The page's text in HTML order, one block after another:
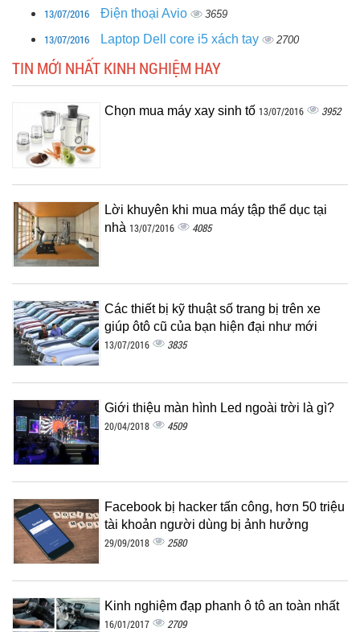
13/07/2016 Điện thoại Avio 3659
13/07/2016 Laptop Dell core i5 xách tay 2700
TIN MỚI NHẤT KINH NGHIỆM HAY
Chọn mua máy xay sinh tố 13/07/2016 3952
Lời khuyên khi mua máy tập thể dục tại
nhà 13/07/2016 4085
Các thiết bị kỹ thuật số trang bị trên xe
giúp ôtô cũ của bạn hiện đại như mới
13/07/2016 3835
Giới thiệu màn hình Led ngoài trời là gì?
20/04/2018 4509
Facebook bị hacker tấn công, hơn 50 triệu
tài khoản người dùng bị ảnh hưởng
29/09/2018 2580
Kinh nghiệm đạp phanh ô tô an toàn nhất
16/01/2017 2709